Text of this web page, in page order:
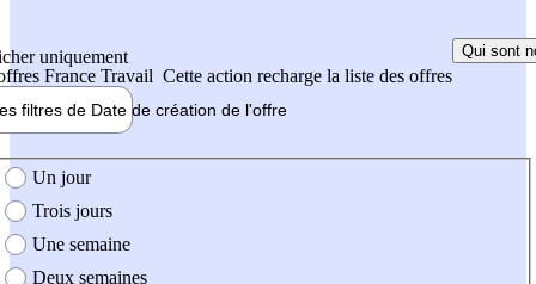
uniquement
France Travail Cette action recharge la liste des offres
Qui sont
filtres de Date de création de l'offre
création de l'offre
Un jour
Trois jours
Une semaine
Deux semaines